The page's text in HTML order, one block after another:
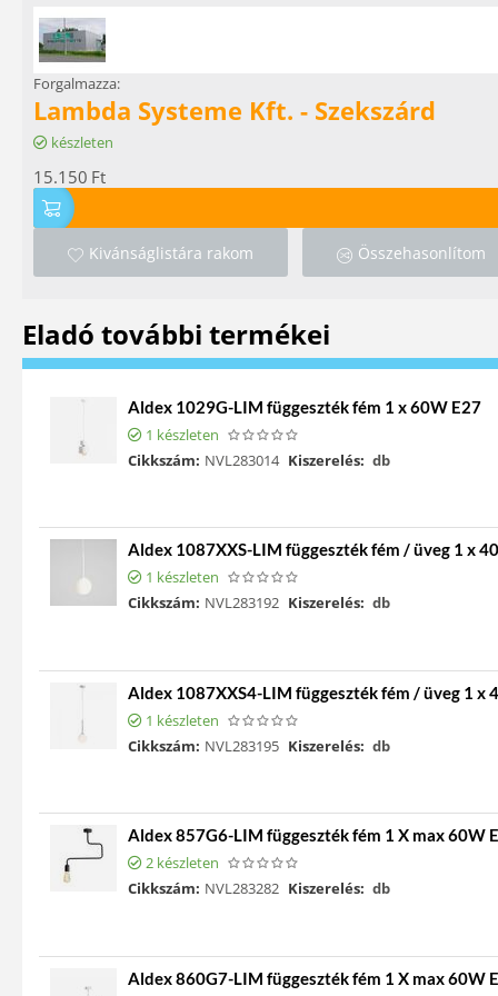
Forgalmazza:
Lambda Systeme Kft. - Szekszárd
készleten
15.150 Ft
Kivánságlistára rakom Összehasonlítom
Eladó további termékei
Aldex 1029G-LIM függeszték fém 1 x 60W E27
1 készleten
Cikkszám: NVL283014 Kiszerelés: db
Aldex 1087XXS-LIM függeszték fém / üveg 1 x
1 készleten
Cikkszám: NVL283192 Kiszerelés: db
Aldex 1087XXS4-LIM függeszték fém / üveg 1 x
1 készleten
Cikkszám: NVL283195 Kiszerelés: db
Aldex 857G6-LIM függeszték fém 1 X max 60W
2 készleten
Cikkszám: NVL283282 Kiszerelés: db
Aldex 860G7-LIM függeszték fém 1 X max 60W